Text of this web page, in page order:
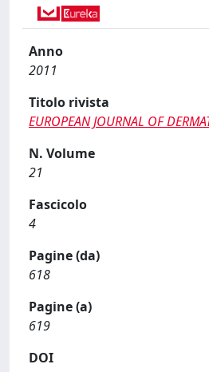
Anno
2011
Titolo rivista
EUROPEAN JOURNAL OF
N. Volume
21
Fascicolo
4
Pagine (da)
618
Pagine (a)
619
DOI